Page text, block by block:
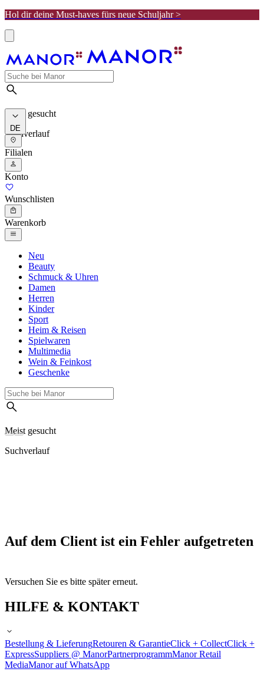
Hol dir deine Must-haves fürs neue Schuljahr >
Meist gesucht
Suchverlauf
DE
Filialen
Konto
Wunschlisten
Warenkorb
Neu
Beauty
Schmuck & Uhren
Damen
Herren
Kinder
Sport
Heim & Reisen
Spielwaren
Multimedia
Wein & Feinkost
Geschenke
Meist gesucht
Suchverlauf
Auf dem Client ist ein Fehler aufgetreten
Versuchen Sie es bitte später erneut.
HILFE & KONTAKT
Bestellung & LieferungRetouren & GarantieClick + CollectClick +
ExpressSuppliers @ ManorPartnerprogrammManor Retail
MediaManor auf WhatsApp